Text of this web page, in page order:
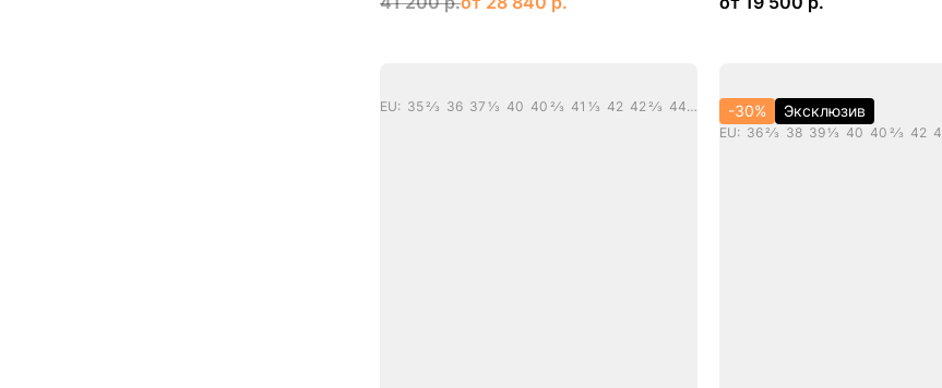
EU: 35 2/3 36 37 1/3 40 40 2/3 41 1/3 42 42 2/3 44 44 2/3 -30% Эксклюзив